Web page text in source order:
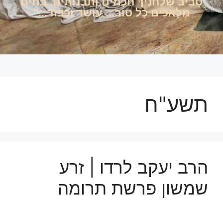
מְלָאכִים כָּל טוֹב... עוֹשֶׁר וְכָבוֹד..."
תשע"ח
הרב יעקב לרדו | זרע
שמשון פרשת תרומה